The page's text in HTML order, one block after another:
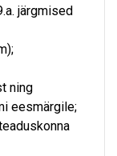
järgmised
ning
eesmärgile;